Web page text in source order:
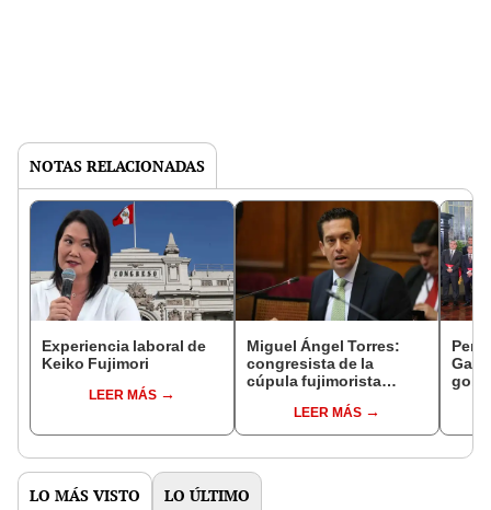
NOTAS RELACIONADAS
Experiencia laboral de
Keiko Fujimori
LEER MÁS
Miguel Ángel Torres:
congresista de la
cúpula fujimorista
del SenadoLEER MÁS
LO MÁS VISTO LO ÚLTIMO